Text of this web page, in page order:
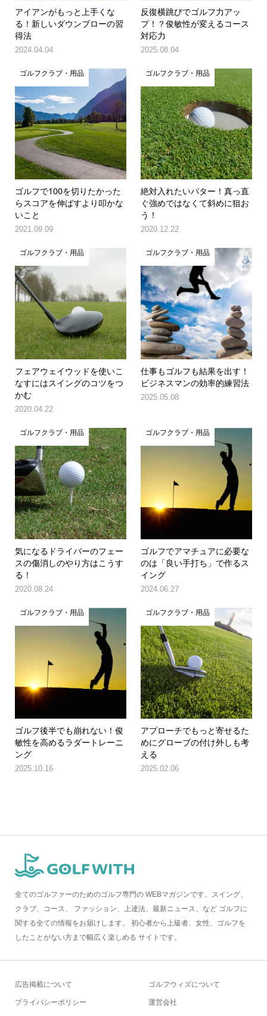
アイアンがもっと上手くな
る！新しいダウンブローの習
得法
2024.04.04
反復横跳びでゴルフ力アッ
プ！？俊敏性が変えるコース
対応力
2025.08.04
ゴルフクラブ・用品
ゴルフで100を切りたかった
らスコアを伸ばすより叩かな
いこと
2021.09.09
ゴルフクラブ・用品
絶対入れたいパター！真っ直
ぐ強めではなくて斜めに狙お
う！
2020.12.22
ゴルフクラブ・用品
フェアウェイウッドを使いこ
なすにはスイングのコツをつ
かむ
2020.04.22
ゴルフクラブ・用品
仕事もゴルフも結果を出す！
ビジネスマンの効率的練習法
2025.05.08
ゴルフクラブ・用品
気になるドライバーのフェー
スの傷消しのやり方はこうす
る！
2020.08.24
ゴルフクラブ・用品
ゴルフでアマチュアに必要な
のは「良い手打ち」で作るス
イング
2024.06.27
ゴルフクラブ・用品
ゴルフ後半でも崩れない！俊
敏性を高めるラダートレーニ
ング
2025.10.16
ゴルフクラブ・用品
アプローチでもっと寄せるた
めにグローブの付け外しも考
える
2025.02.06
全てのゴルファーのためのゴルフ専門の WEBマガジンです。スイング、
クラブ、コース、 ファッション、上達法、最新ニュース、など ゴルフに
関する全ての情報をお届けします。 初心者から上級者、女性、ゴルフを
したことがない方まで幅広く楽しめる サイトです。
広告掲載について
プライバシーポリシー
ゴルフウィズについて
運営会社